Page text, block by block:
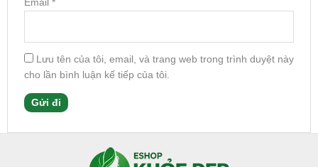
Email *
Lưu tên của tôi, email, và trang web trong trình duyệt này
cho lần bình luận kế tiếp của tôi.